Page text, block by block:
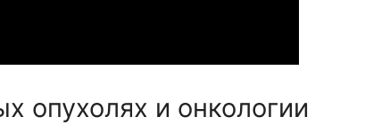
опухолях и онкологии